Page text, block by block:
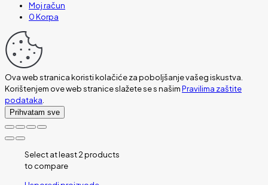
Moj račun
0Korpa
Ova web stranica koristi kolačiće za poboljšanje vašeg iskustva.
Korištenjem ove web stranice slažete se s našimPravilima zaštite
podataka.
Prihvatam sve
Select at least 2 products
to compare